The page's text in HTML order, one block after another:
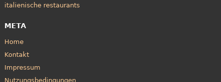
italienische restaurants
META
Home
Kontakt
Impressum
Nutzungsbedingungen